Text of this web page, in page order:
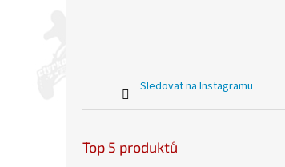
Sledovat na Instagramu
Top 5 produktů